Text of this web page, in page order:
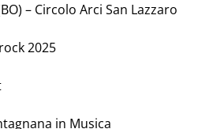
– Circolo Arci San Lazzaro
2025
in Musica